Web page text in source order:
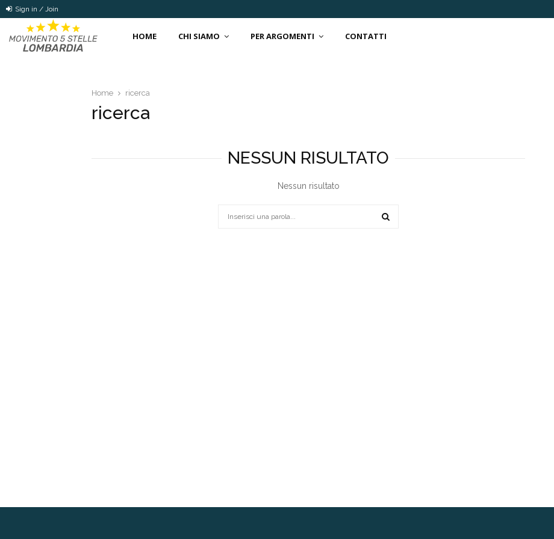
Sign in / Join
HOME CHI SIAMO PER ARGOMENTI CONTATTI
Home ricerca
ricerca
NESSUN RISULTATO
Nessun risultato